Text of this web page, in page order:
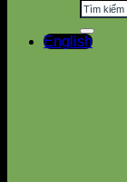
English